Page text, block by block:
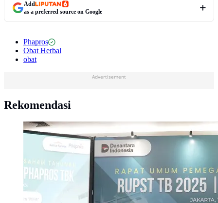
Add
as a preferred source on Google
Phapros
Obat Herbal
obat
Advertisement
Rekomendasi